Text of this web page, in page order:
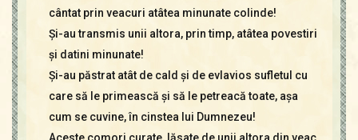
cântat prin veacuri atâtea minunate colinde!
Şi-au transmis unii altora, prin timp, atâtea povestiri
şi datini minunate!
Şi-au păstrat atât de cald şi de evlavios sufletul cu
care să le primească şi să le petreacă toate, aşa
cum se cuvine, în cinstea lui Dumnezeu!